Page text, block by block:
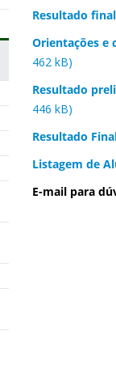
Resultado
Orientações e
462 kB)
Resultado
446 kB)
Resultado
Listagem de
E-mail para